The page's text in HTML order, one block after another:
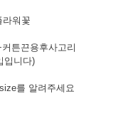
워꽃
튼끈용후사고리
입니다)
를 알려주세요